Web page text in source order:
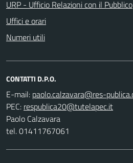
URP - Ufficio Relazioni con il Pubblico
Uffici e orari
Numeri utili
CONTATTI D.P.O.
E-mail:
PEC:
Paolo Calzavara
tel. 01411767061